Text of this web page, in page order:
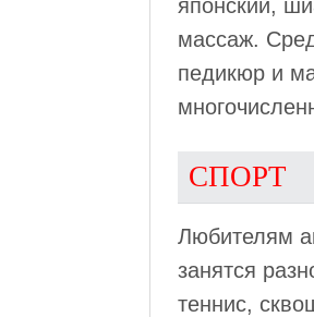
японский,
массаж.
педикюр и
СПОРТ
Любителям
занятся
теннис,